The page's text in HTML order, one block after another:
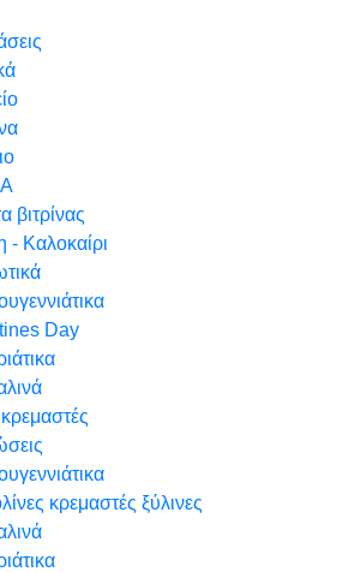
βιτρίνας
- Καλοκαίρι
Day
κρεμαστές ξύλινες